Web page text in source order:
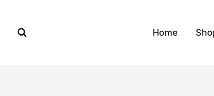
inhoud
Home